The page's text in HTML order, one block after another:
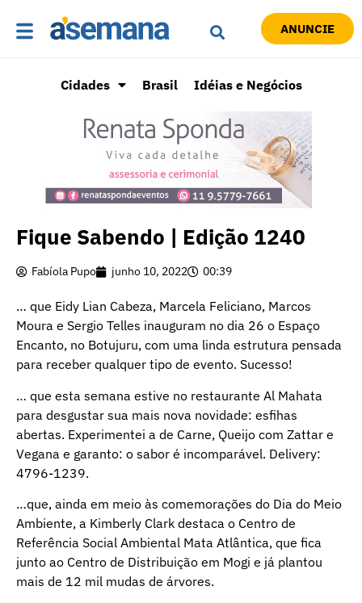
ANUNCIE
Cidades Brasil Idéias e Negócios
Fique Sabendo | Edição 1240
Fabíola Pupo junho 10, 2022 00:39
… que Eidy Lian Cabeza, Marcela Feliciano, Marcos
Moura e Sergio Telles inauguram no dia 26 o Espaço
Encanto, no Botujuru, com uma linda estrutura pensada
para receber qualquer tipo de evento. Sucesso!
… que esta semana estive no restaurante Al Mahata
para desgustar sua mais nova novidade: esfihas
abertas. Experimentei a de Carne, Queijo com Zattar e
Vegana e garanto: o sabor é incomparável. Delivery:
4796-1239.
…que, ainda em meio às comemorações do Dia do Meio
Ambiente, a Kimberly Clark destaca o Centro de
Referência Social Ambiental Mata Atlântica, que fica
junto ao Centro de Distribuição em Mogi e já plantou
mais de 12 mil mudas de árvores.